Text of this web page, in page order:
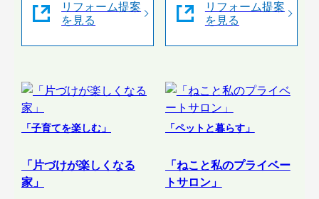
リフォーム提案
を見る
リフォーム提案
を見る
「子育てを楽しむ」
「片づけが楽しくなる
家」
「ペットと暮らす」
「ねこと私のプライベー
トサロン」